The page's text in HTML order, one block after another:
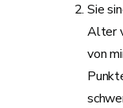
Sie
Alter
von